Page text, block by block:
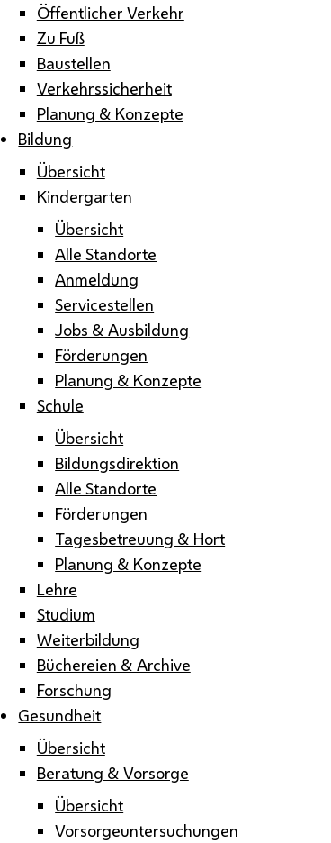
Öffentlicher Verkehr
Zu Fuß
Baustellen
Verkehrssicherheit
Planung & Konzepte
Bildung
Übersicht
Kindergarten
Übersicht
Alle Standorte
Anmeldung
Servicestellen
Jobs & Ausbildung
Förderungen
Planung & Konzepte
Schule
Übersicht
Bildungsdirektion
Alle Standorte
Förderungen
Tagesbetreuung & Hort
Planung & Konzepte
Lehre
Studium
Weiterbildung
Büchereien & Archive
Forschung
Gesundheit
Übersicht
Beratung & Vorsorge
Übersicht
Vorsorgeuntersuchungen